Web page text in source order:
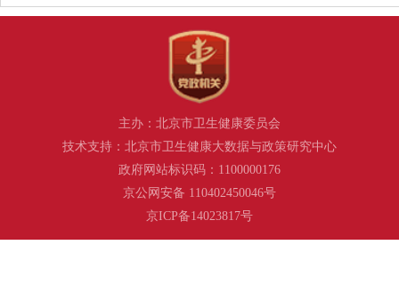
主办：北京市卫生健康委员会
技术支持：北京市卫生健康大数据与政策研究中心
政府网站标识码：1100000176
京公网安备 110402450046号
京ICP备14023817号